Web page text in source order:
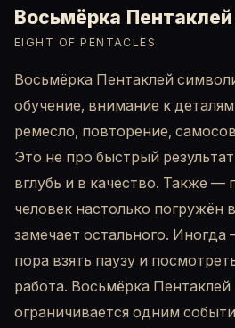
Восьмёрка Пентаклей
EIGHT OF PENTACLES
Восьмёрка Пентаклей
обучение, внимание к
ремесло, повторение,
Это не про быстрый
вглубь и в качество. Также —
человек настолько погружён
замечает остального. Иногда
пора взять паузу и
работа. Восьмёрка
ограничивается одним